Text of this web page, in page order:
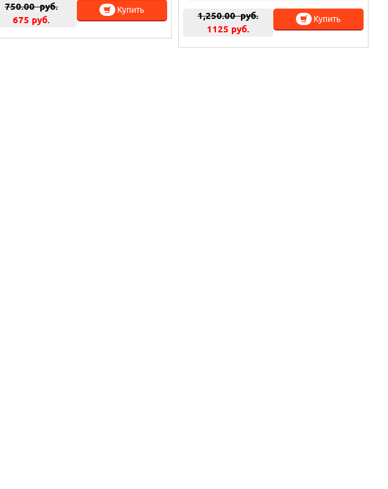
750.00руб.
675 руб.
Купить
1,250.00руб.
1125 руб.
Купить